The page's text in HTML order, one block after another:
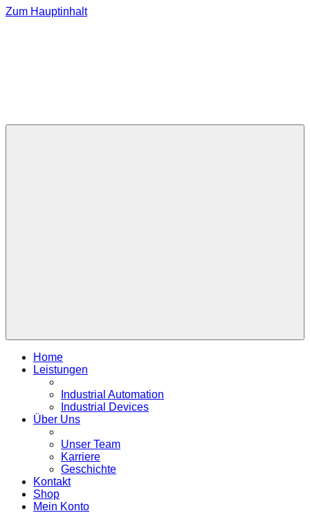
Zum Hauptinhalt
Home
Leistungen
Industrial Automation
Industrial Devices
Über Uns
Unser Team
Karriere
Geschichte
Kontakt
Shop
Mein Konto